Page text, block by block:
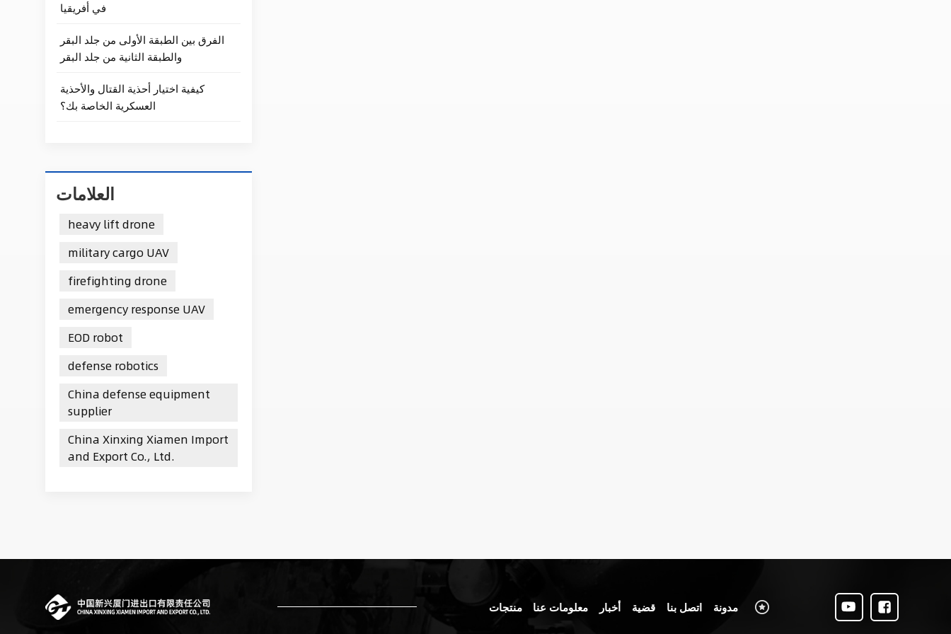
في أفريقيا
الفرق بين الطبقة الأولى من جلد البقر
والطبقة الثانية من جلد البقر
كيفية اختيار أحذية القتال والأحذية
العسكرية الخاصة بك؟
العلامات
heavy lift drone
military cargo UAV
firefighting drone
emergency response UAV
EOD robot
defense robotics
China defense equipment
supplier
China Xinxing Xiamen Import
and Export Co., Ltd.
منتجات معلومات عنا أخبار قضية اتصل بنا مدونة